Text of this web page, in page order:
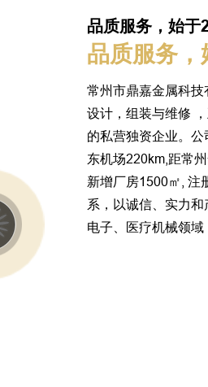
品质服务，始于
品质服务
常州市鼎嘉金属科
设计，组装与维修
的私营独资企业。
东机场220km,距常
新增厂房1500㎡, 注
系，以诚信、实力和
电子、医疗机械领域